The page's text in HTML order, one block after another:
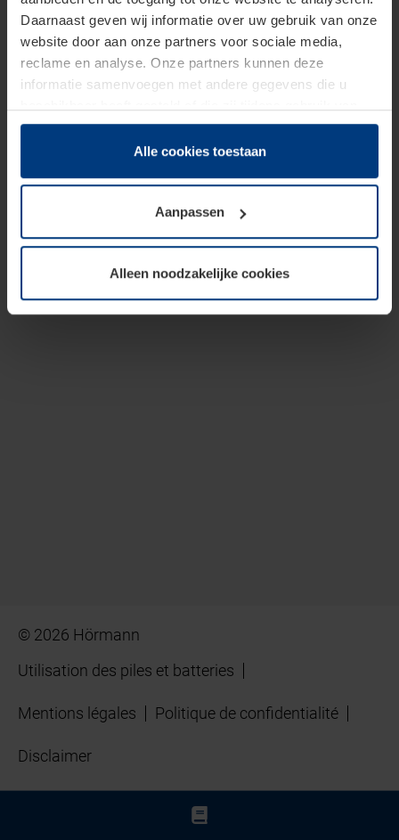
Daarnaast geven wij informatie over uw gebruik van onze
website door aan onze partners voor sociale media,
reclame en analyse. Onze partners kunnen deze
informatie samenvoegen met andere gegevens die u
hun diensten hebben verzameld.
Juridisch hebben wij het recht om cookies op uw
van deze pagina's absoluut vereist is. Voor alle andere
soorten cookies is uw toestemming benodigd. Uw
toestemming kunt u op elk moment bij de uitleg van de
wijzigen of herroepen.
Alle cookies toestaan
Aanpassen
Alleen noodzakelijke cookies
© 2026 Hörmann
Utilisation des piles et batteries
Mentions légales Politique de confidentialité
Disclaimer